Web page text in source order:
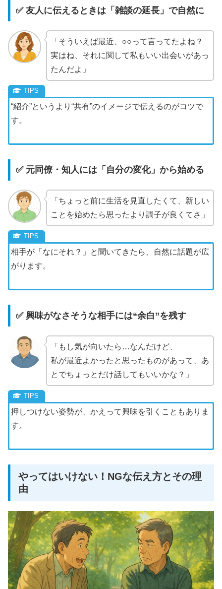
✅ 友人に伝えるときは「雑談の延長」で自然に
「そういえば最近、○○って言ってたよね？
実はね、それに関して私もいい出会いがあっ
たんだよ」
“紹介”というより“共有”のイメージで伝えるのがコツで
す。
✅ 元同僚・知人には「自分の変化」から始める
「ちょっと前に生活を見直したくて、新しい
ことを始めたら思ったより調子が良くてさ」
相手が「なにそれ？」と聞いてきたら、自然に話題が広
がります。
✅ 興味がなさそうな相手には“余白”を残す
「もし気が向いたら…なんだけど、
私が最近よかったと思ったものがあって、あ
とでちょっとだけ話してもいいかな？」
押しつけない姿勢が、かえって興味を引くこともありま
す。
やってはいけない！NGな伝え方とその理
由